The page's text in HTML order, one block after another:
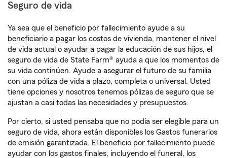
Seguro de vida
Ya sea que el beneficio por fallecimiento ayude a su
beneficiario a pagar los costos de vivienda, mantener el nivel
de vida actual o ayudar a pagar la educación de sus hijos, el
seguro de vida de State Farm® ayuda a que los momentos de
su vida continúen. Ayude a asegurar el futuro de su familia
con una póliza de vida a plazo, completa o universal. Usted
tiene opciones y nosotros tenemos pólizas de seguro que se
ajustan a casi todas las necesidades y presupuestos.
Por cierto, si usted pensaba que no podía ser elegible para un
seguro de vida, ahora están disponibles los Gastos funerarios
de emisión garantizada. El beneficio por fallecimiento puede
ayudar con los gastos finales, incluyendo el funeral, los